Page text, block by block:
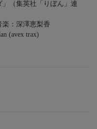
（集英社「りぼん」連
：深澤恵梨香
(avex trax)